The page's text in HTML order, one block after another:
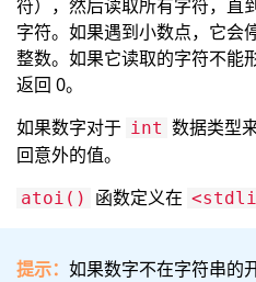
符），然后读取所有字符，直
字符。如果遇到小数点，它会
整数。如果它读取的字符不能
返回 0。
如果数字对于 int 数据类型
回意外的值。
atoi() 函数定义在
提示： 如果数字不在字符串的